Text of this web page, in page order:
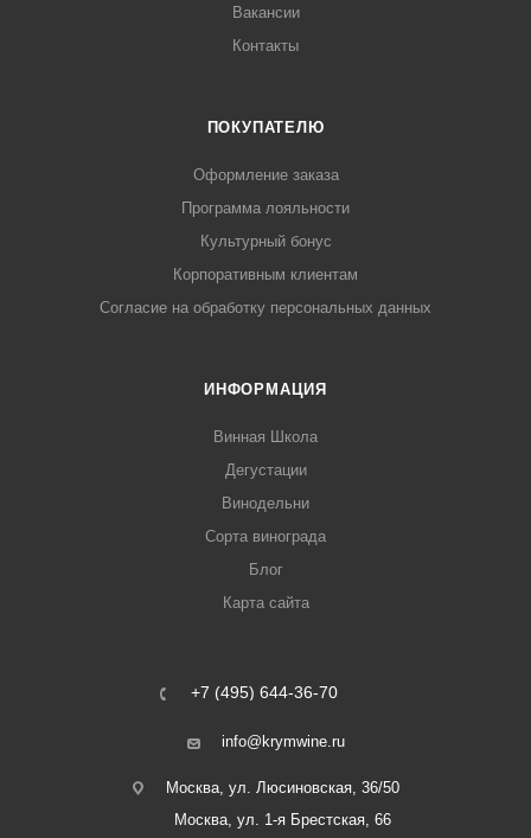
Вакансии
Контакты
ПОКУПАТЕЛЮ
Оформление заказа
Программа лояльности
Культурный бонус
Корпоративным клиентам
Согласие на обработку персональных данных
ИНФОРМАЦИЯ
Винная Школа
Дегустации
Винодельни
Сорта винограда
Блог
Карта сайта
+7 (495) 644-36-70
info@krymwine.ru
Москва, ул. Люсиновская, 36/50
Москва, ул. 1-я Брестская, 66